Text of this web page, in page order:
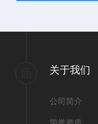
关于我们
公司简介